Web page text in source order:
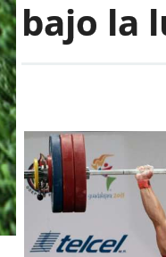
bajo la